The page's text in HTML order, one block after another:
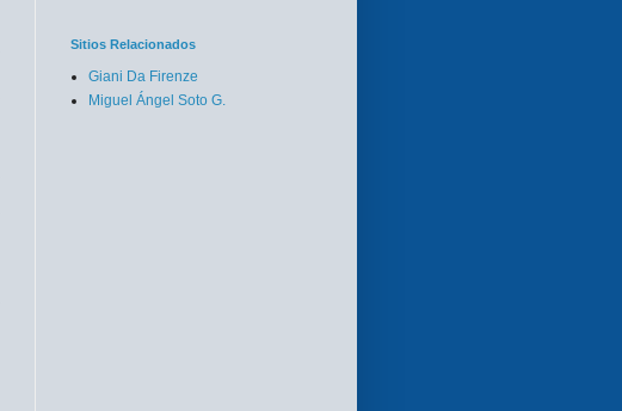
Sitios Relacionados
Giani Da Firenze
Miguel Ángel Soto G.